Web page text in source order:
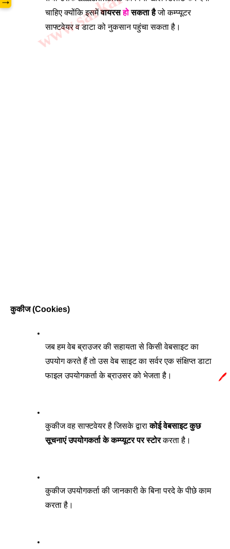
चाहिए क्योंकि इसमें वायरस हो सकता है जो कम्प्यूटर
साफ्टवेयर व डाटा को नुकसान पहुंचा सकता है।
कुकीज (Cookies)
जब हम वेब ब्राउजर की सहायता से किसी वेबसाइट का
उपयोग करते हैं तो उस वेब साइट का सर्वर एक संक्षिप्त डाटा
फाइल उपयोगकर्ता के ब्राउसर को भेजता है।
कुकीज वह साफ्टवेयर है जिसके द्वारा कोई वेबसाइट कुछ
सूचनाएं उपयोगकर्ता के कम्प्यूटर पर स्टोर करता है।
कुकीज उपयोगकर्ता की जानकारी के बिना परदे के पीछे काम
करता है।
🖊️